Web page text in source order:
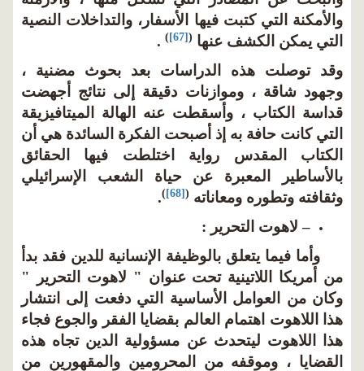
والأمكنة التي كتبت فيها الأسفار، والتداخلات النصية
التي يمكن الكشف عنها (
[67]
)
.
وقد توصلت هذه الدراسات بعد بحوث مضنية ،
وجهود شاقة ، وموازنات دقيقة إلى نتائج أجهضت
قداسة الكتاب ، وأسقطت عنه الهالة الميتافيزيقة
التي كانت حافة به إذ أصبحت الفكرة السائدة هي أن
الكتاب المقدس رواية اختلطت فيها الحقائق
بالأساطير المعبرة عن حياة الشعب الإسرائيلي
وثقافته وتطوره ومعاناته (
[68]
)
.
– لاهوت التحرير :
وأما فيما يتعلق بالوظيفة الإنسانية للدين فقد بدأ
من أمريكا اللاتينية تحت عنوان " لاهوت التحرير "
وكان من العوامل الأساسية التي دفعت إلى انتشار
هذا اللاهوت اهتمام العالم بقضايا الفقر والجوع فجاء
هذا اللاهوت ليتحدث عن مسؤولية الدين تجاه هذه
القضايا ، وموقفه من المحرومين والمقهورين من